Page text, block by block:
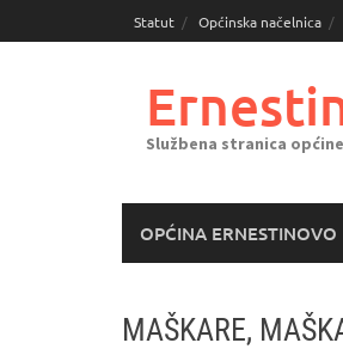
do
Statut Općinska načelnica
Službena stranica općine
OPĆINA ERNESTINOVO
MAŠKARE,